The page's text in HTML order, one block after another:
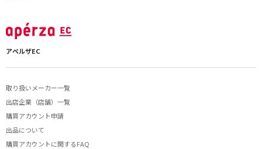
アペルザEC
取り扱いメーカー一覧
出店企業（店舗）一覧
購買アカウント申請
出品について
購買アカウントに関するFAQ